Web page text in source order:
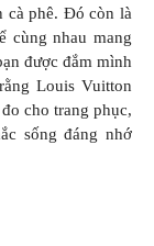
cà phê. Đó còn là
cùng nhau mang
được đắm mình
Louis Vuitton
cho trang phục,
sống đáng nhớ